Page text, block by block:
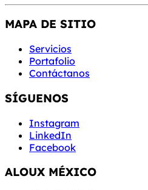
MAPA DE SITIO
Servicios
Portafolio
Contáctanos
SÍGUENOS
Instagram
LinkedIn
Facebook
ALOUX MÉXICO